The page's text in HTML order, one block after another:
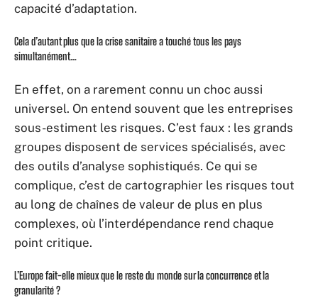
capacité d’adaptation.
Cela d’autant plus que la crise sanitaire a touché tous les pays
simultanément…
En effet, on a rarement connu un choc aussi
universel. On entend souvent que les entreprises
sous-estiment les risques. C’est faux : les grands
groupes disposent de services spécialisés, avec
des outils d’analyse sophistiqués. Ce qui se
complique, c’est de cartographier les risques tout
au long de chaînes de valeur de plus en plus
complexes, où l’interdépendance rend chaque
point critique.
L’Europe fait-elle mieux que le reste du monde sur la concurrence et la
granularité ?